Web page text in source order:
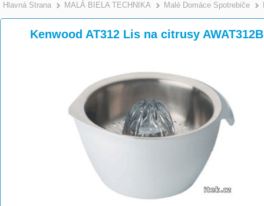
Hlavná Strana >
MALÁ BIELA TECHNIKA >
Malé Domáce Spotrebiče
Kenwood AT312 Lis na citrusy